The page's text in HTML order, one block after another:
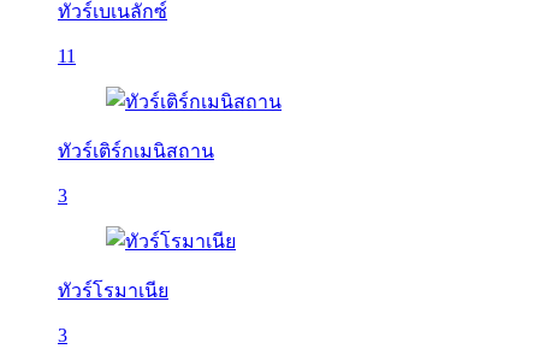
ทัวร์เบเนลักซ์
11
ทัวร์เติร์กเมนิสถาน
3
ทัวร์โรมาเนีย
3